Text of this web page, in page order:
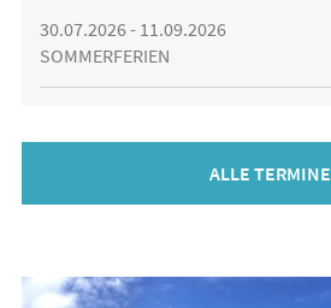
30.07.2026 - 11.09.2026
SOMMERFERIEN
ALLE TERMINE